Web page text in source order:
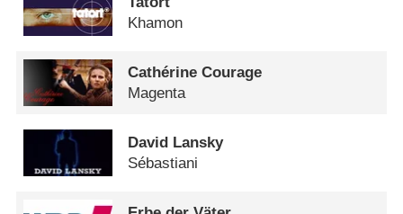
Khamon
Cathérine Courage
Magenta
David Lansky
Sébastiani